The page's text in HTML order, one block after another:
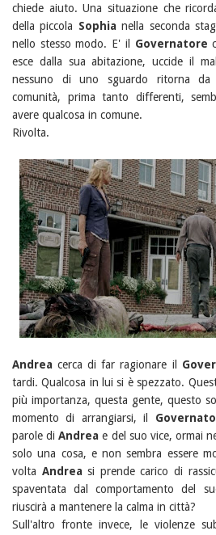
chiede aiuto. Una situazione che
della piccola Sophianella seconda
nello stesso modo. E' il Governatore
esce dalla sua abitazione, uccide il
nessuno di uno sguardo ritorna
comunità, prima tanto differenti,
avere qualcosa in comune.
Rivolta.
Andrea cerca di far ragionare il
tardi. Qualcosa in lui si è spezzato.
più importanza, questa gente, questo
momento di arrangiarsi, il
parole diAndrea e del suo vice, ormai
solo una cosa, e non sembra essere
volta Andreasi prende carico di
spaventata dal comportamento del
riuscirà a mantenere la calma in città?
Sull'altro fronte invece, le violenze